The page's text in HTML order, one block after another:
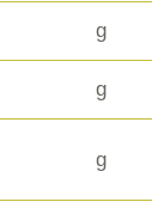
g
g
g